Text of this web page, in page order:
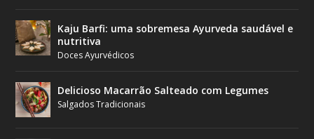
Kaju Barfi: uma sobremesa Ayurveda saudável e
nutritiva
Doces Ayurvédicos
Delicioso Macarrão Salteado com Legumes
Salgados Tradicionais